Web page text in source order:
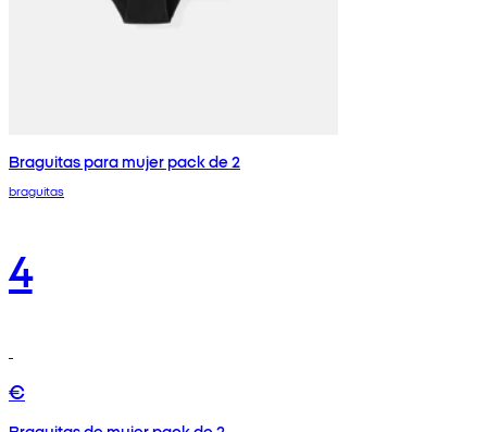
Braguitas para mujer pack de 2
braguitas
4
€